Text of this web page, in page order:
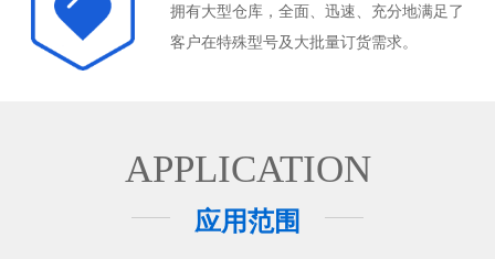
拥有大型仓库，全面、迅速、充分地满足了
客户在特殊型号及大批量订货需求。
APPLICATION
应用范围